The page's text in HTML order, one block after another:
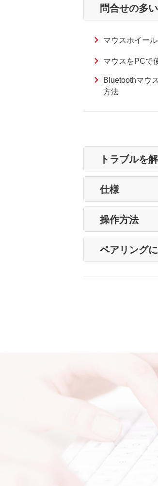
問合せの多
マウスホイー
マウスをPCで
Bluetoothマウ
方法
トラブルを
仕様
操作方法
ペアリング